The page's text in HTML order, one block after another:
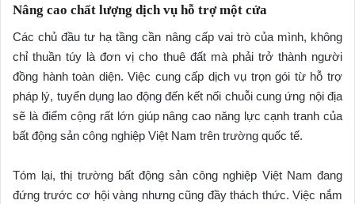
Nâng cao chất lượng dịch vụ hỗ trợ một cửa
Các chủ đầu tư hạ tầng cần nâng cấp vai trò của mình, không
chỉ thuần túy là đơn vị cho thuê đất mà phải trở thành người
đồng hành toàn diện. Việc cung cấp dịch vụ trọn gói từ hỗ trợ
pháp lý, tuyển dụng lao động đến kết nối chuỗi cung ứng nội địa
sẽ là điểm cộng rất lớn giúp nâng cao năng lực cạnh tranh của
bất động sản công nghiệp Việt Nam trên trường quốc tế.
Tóm lại, thị trường bất động sản công nghiệp Việt Nam đang
đứng trước cơ hội vàng nhưng cũng đầy thách thức. Việc nắm